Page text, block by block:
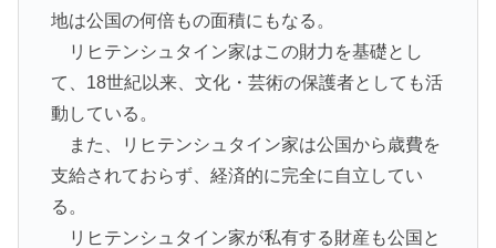
地は公国の何倍もの面積にもなる。
リヒテンシュタイン家はこの財力を基礎とし
て、18世紀以来、文化・芸術の保護者としても活
動している。
また、リヒテンシュタイン家は公国から歳費を
支給されておらず、経済的に完全に自立してい
る。
リヒテンシュタイン家が私有する財産も公国と